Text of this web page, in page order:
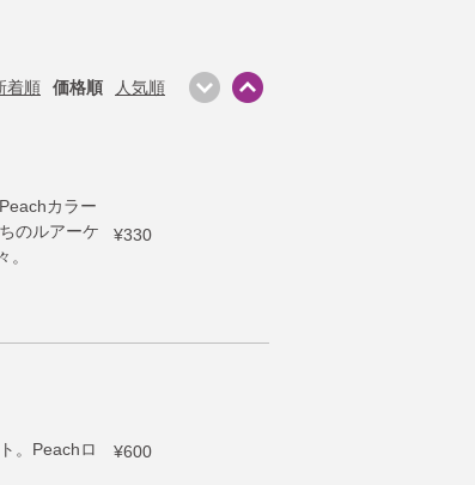
着順 価格順 人気順
カラー
のルアーケ
¥330
。Peachロ
¥600